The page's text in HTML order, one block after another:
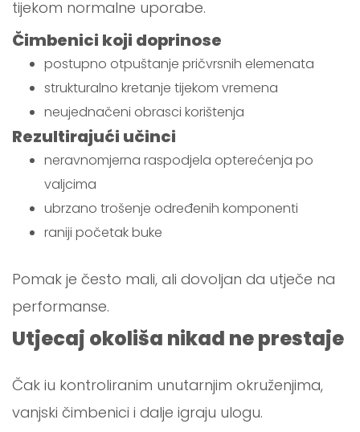
tijekom normalne uporabe.
Čimbenici koji doprinose
postupno otpuštanje pričvrsnih elemenata
strukturalno kretanje tijekom vremena
neujednačeni obrasci korištenja
Rezultirajući učinci
neravnomjerna raspodjela opterećenja po
valjcima
ubrzano trošenje određenih komponenti
raniji početak buke
Pomak je često mali, ali dovoljan da utječe na
performanse.
Utjecaj okoliša nikad ne prestaje
Čak iu kontroliranim unutarnjim okruženjima,
vanjski čimbenici i dalje igraju ulogu.